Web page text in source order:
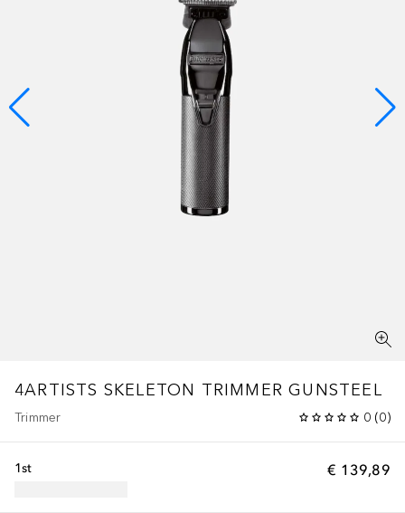
4ARTISTS SKELETON TRIMMER GUNSTEEL
Trimmer 0 (0)
€ 139,89
1st